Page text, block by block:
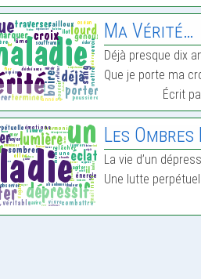
Ma Vérité…
Déjà presque dix
Que je porte ma
Écrit
Les Ombres
La vie d’un
Une lutte